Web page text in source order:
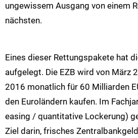
ungewissem Ausgang von einem
nächsten.
Eines dieser Rettungspakete hat
aufgelegt. Die EZB wird von März
2016 monatlich für 60 Milliarden
den Euroländern kaufen. Im
easing / quantitative Lockerung)
Ziel darin, frisches